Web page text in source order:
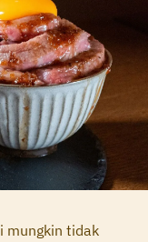
mungkin tidak